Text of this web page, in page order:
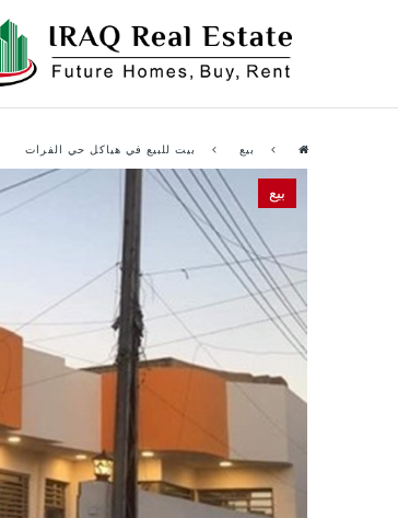
بيع بيت للبيع في هياكل حي الفرات
بيع